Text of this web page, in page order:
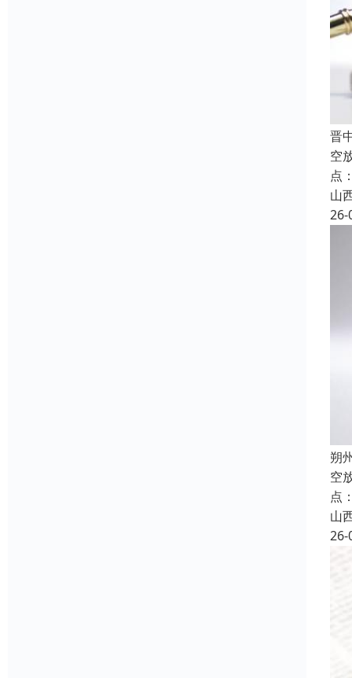
晋
空
点
山
26-
朔
空
点
山
26-